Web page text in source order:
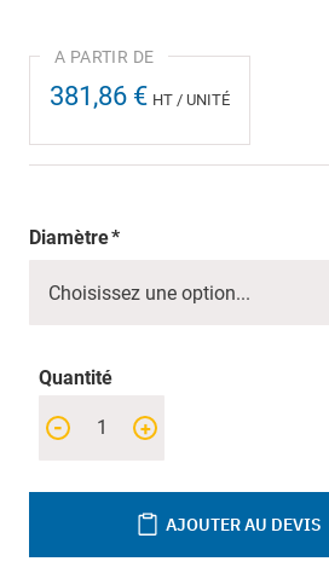
381,86 € HT / UNITÉ
Diamètre
Quantité
+
-
AJOUTER AU DEVIS